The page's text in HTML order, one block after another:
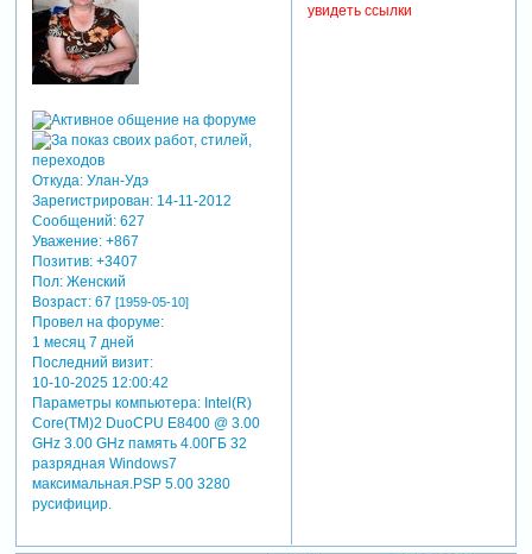
Откуда:Улан-Удэ
Зарегистрирован: 14-11-2012
Сообщений:627
Уважение: +867
Позитив: +3407
Пол:Женский
Возраст:67 [1959-05-10]
Провел на форуме:
1 месяц 7 дней
Последний визит:
10-10-2025 12:00:42
Параметры компьютера:Intel(R)
Core(TM)2 DuoCPU E8400 @ 3.00
GHz 3.00 GHz память 4.00ГБ 32
разрядная Windows7
максимальная.PSP 5.00 3280
русифицир.
увидеть ссылки